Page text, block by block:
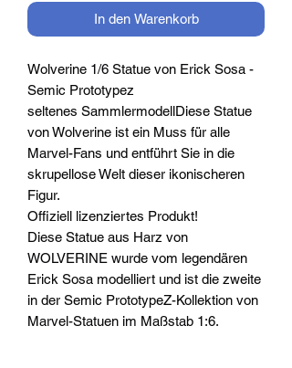
In den Warenkorb
Wolverine 1/6 Statue von Erick Sosa -
Semic Prototypez
seltenes SammlermodellDiese Statue
von Wolverine ist ein Muss für alle
Marvel-Fans und entführt Sie in die
skrupellose Welt dieser ikonischeren
Figur.
Offiziell lizenziertes Produkt!
Diese Statue aus Harz von
WOLVERINE wurde vom legendären
Erick Sosa modelliert und ist die zweite
in der Semic PrototypeZ-Kollektion von
Marvel-Statuen im Maßstab 1:6.